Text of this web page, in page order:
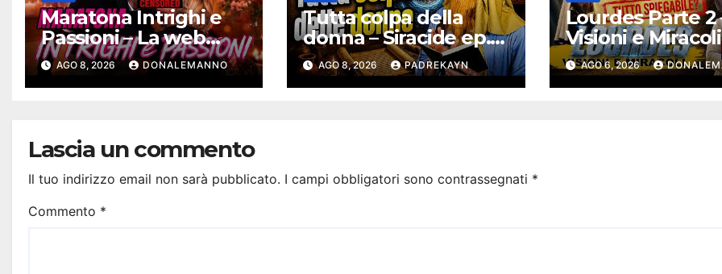
Maratona Intrighi e
Passioni – La web
serie più intrigante
d’Italia |
AGO 8, 2026 DONALEMANNO
Tutta colpa della
donna – Siracide ep.5
– Cronovisore e
Bibbia
AGO 8, 2026 PADREKAYN
Lourdes Parte 2
Visioni e
tutto
Debunking |
AGO 6, 2026
Lascia un commento
Il tuo indirizzo email non sarà pubblicato. I campi obbligatori sono contrassegnati *
Commento *